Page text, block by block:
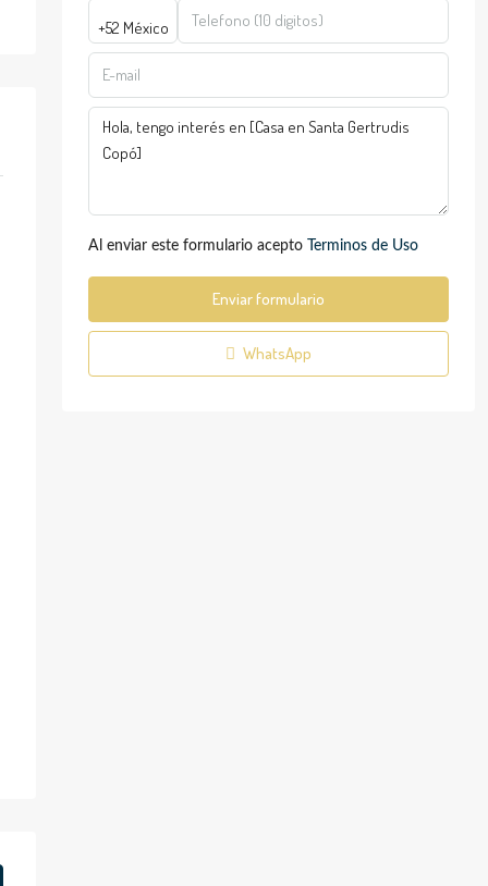
Al enviar este formulario acepto Terminos de Uso
Enviar formulario
WhatsApp